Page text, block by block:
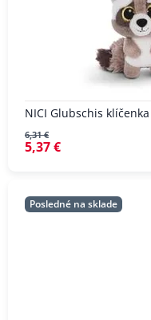
NICI Glubschis
6,31 €
5,37 €
Posledné na sklade